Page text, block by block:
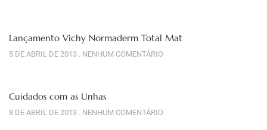
Lançamento Vichy Normaderm Total Mat
5 DE ABRIL DE 2013 NENHUM COMENTÁRIO
Cuidados com as Unhas
8 DE ABRIL DE 2013 NENHUM COMENTÁRIO